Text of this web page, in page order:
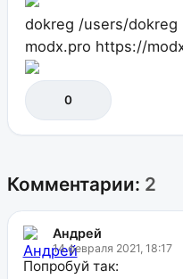
dokreg /users/dokreg
modx.pro https://
0
Комментарии: 2
Андрей
14 февраля 2021, 18:17
Попробуй так: